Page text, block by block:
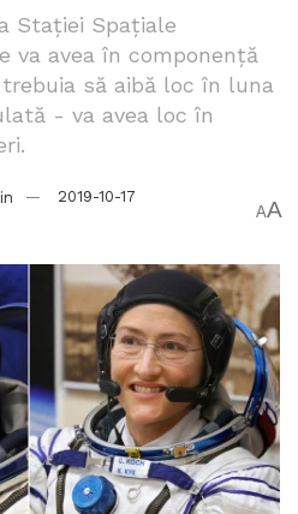
Staţiei Spaţiale
va avea în componență
să aibă loc în luna
- va avea loc în
2019-10-17
AA